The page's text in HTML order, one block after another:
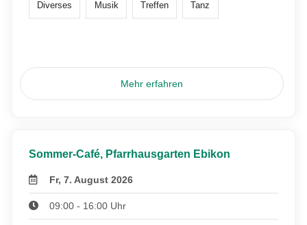
Diverses Musik Treffen Tanz
Mehr erfahren
Sommer-Café, Pfarrhausgarten Ebikon
Fr, 7. August 2026
09:00 - 16:00 Uhr